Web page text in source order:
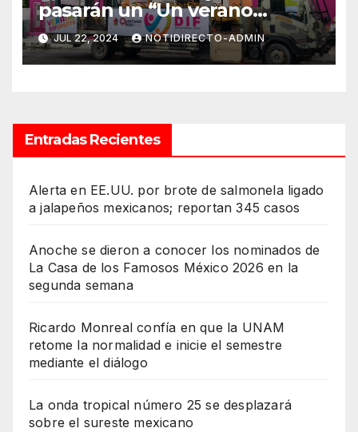
pasarán un “Un verano
DIFerente” en Chetumal:
Mara Lezama
JUL 22, 2024 NOTIDIRECTO-ADMIN
Entradas Recientes
Alerta en EE.UU. por brote de salmonela ligado
a jalapeños mexicanos; reportan 345 casos
Anoche se dieron a conocer los nominados de
La Casa de los Famosos México 2026 en la
segunda semana
Ricardo Monreal confía en que la UNAM
retome la normalidad e inicie el semestre
mediante el diálogo
La onda tropical número 25 se desplazará
sobre el sureste mexicano